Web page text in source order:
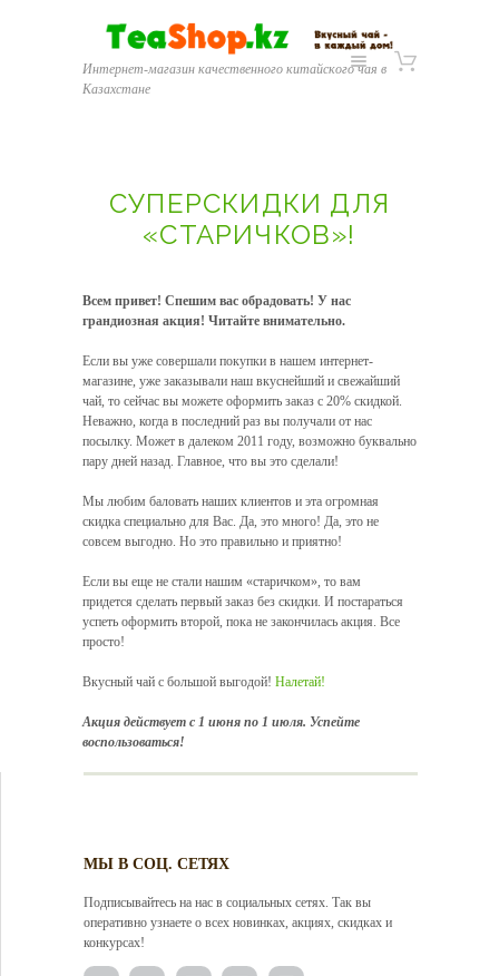
Интернет-магазин качественного китайского чая в
Казахстане
СУПЕРСКИДКИ ДЛЯ
«СТАРИЧКОВ»!
Всем привет! Спешим вас обрадовать! У нас
грандиозная акция! Читайте внимательно.
Если вы уже совершали покупки в нашем интернет-
магазине, уже заказывали наш вкуснейший и свежайший
чай, то сейчас вы можете оформить заказ с 20% скидкой.
Неважно, когда в последний раз вы получали от нас
посылку. Может в далеком 2011 году, возможно буквально
пару дней назад. Главное, что вы это сделали!
Мы любим баловать наших клиентов и эта огромная
скидка специально для Вас. Да, это много! Да, это не
совсем выгодно. Но это правильно и приятно!
Если вы еще не стали нашим «старичком», то вам
придется сделать первый заказ без скидки. И постараться
успеть оформить второй, пока не закончилась акция. Все
просто!
Вкусный чай с большой выгодой! Налетай!
Акция действует с 1 июня по 1 июля. Успейте
воспользоваться!
МЫ В СОЦ. СЕТЯХ
Подписывайтесь на нас в социальных сетях. Так вы
оперативно узнаете о всех новинках, акциях, скидках и
конкурсах!